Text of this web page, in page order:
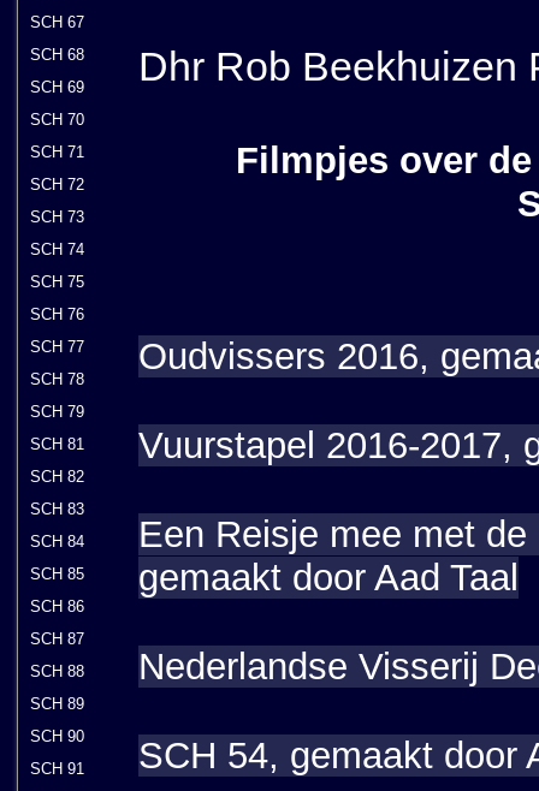
SCH 67
SCH 68
SCH 69
SCH 70
SCH 71
SCH 72
SCH 73
SCH 74
SCH 75
SCH 76
SCH 77
SCH 78
SCH 79
SCH 81
SCH 82
SCH 83
SCH 84
SCH 85
SCH 86
SCH 87
SCH 88
SCH 89
SCH 90
SCH 91
Dhr Rob Beekhuizen
Filmpjes over
Oudvissers 2016,
Vuurstapel 2016-2017,
Een Reisje mee met
gemaakt door Aad Taal
Nederlandse Visserij
SCH 54, gemaakt door